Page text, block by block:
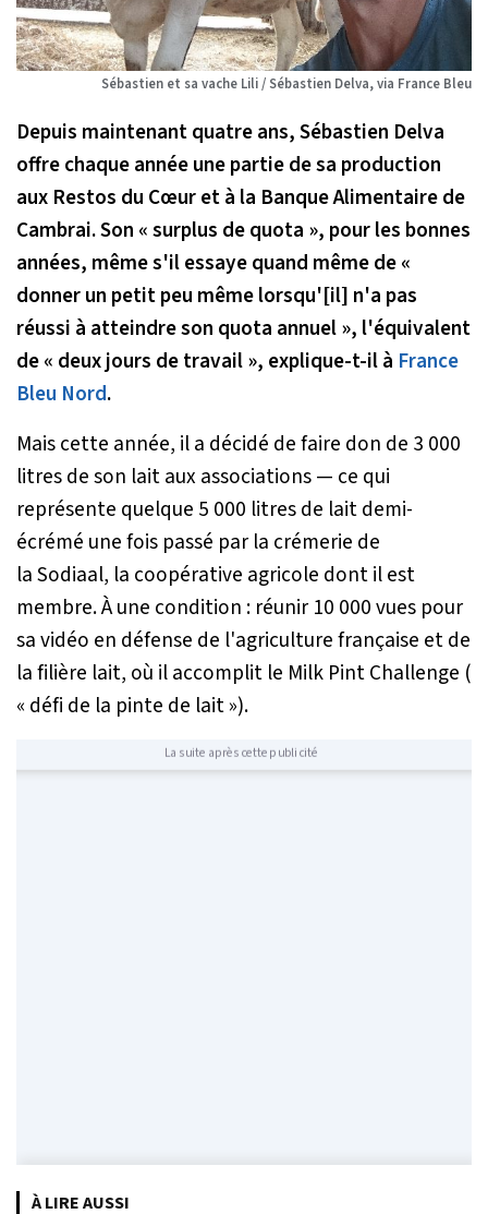
Sébastien et sa vache Lili / Sébastien Delva, via France Bleu
Depuis maintenant quatre ans, Sébastien Delva
offre chaque année une partie de sa production
aux Restos du Cœur et à la Banque Alimentaire de
Cambrai. Son « surplus de quota », pour les bonnes
années, même s'il essaye quand même de«
donner un petit peu même lorsqu'[il] n'a pas
réussi à atteindre son quota annuel », l'équivalent
de« deux jours de travail », explique-t-il à France
Bleu Nord.
Mais cette année, il a décidé de faire don de 3 000
litres de son lait aux associations — ce qui
représente quelque 5 000 litres de lait demi-
écrémé une fois passé par la crémerie de
la Sodiaal, la coopérative agricole dont il est
membre. À une condition : réunir 10 000 vues pour
sa vidéo en défense de l'agriculture française et de
la filière lait, où il accomplit le Milk Pint Challenge (
« défi de la pinte de lait »).
La suite après cette publicité
À LIRE AUSSI